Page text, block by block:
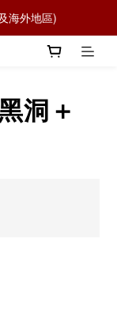
海外地區)
洞＋